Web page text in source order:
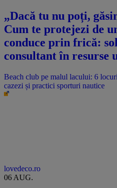
„Dacă tu nu poți,
Cum te protejezi de
conduce prin frică:
consultant în resurse
Beach club pe malul lacului: 6
cazezi și practici sporturi nautice
lovedeco.ro
06 AUG.